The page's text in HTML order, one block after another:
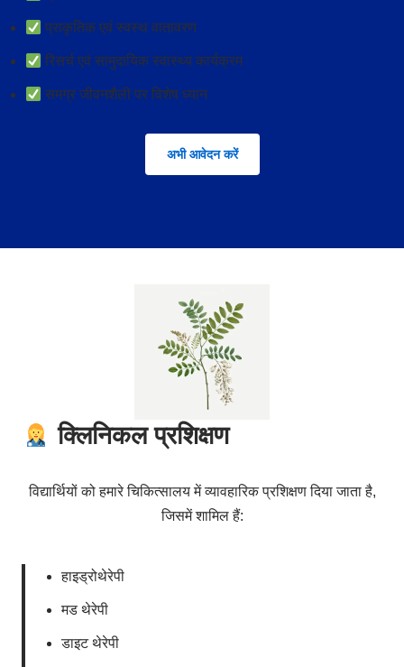
प्राकृतिक एवं स्वस्थ वातावरण
रिसर्च एवं सामुदायिक स्वास्थ्य कार्यक्रम
समग्र जीवनशैली पर विशेष ध्यान
अभी आवेदन करें
क्लिनिकल प्रशिक्षण
विद्यार्थियों को हमारे चिकित्सालय में व्यावहारिक प्रशिक्षण दिया जाता है,
जिसमें शामिल हैं:
हाइड्रोथेरेपी
मड थेरेपी
डाइट थेरेपी